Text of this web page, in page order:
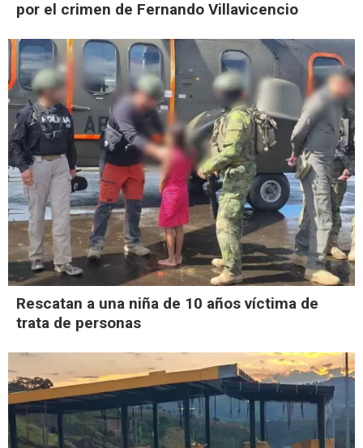
por el crimen de Fernando Villavicencio
Rescatan a una niña de 10 años víctima de
trata de personas